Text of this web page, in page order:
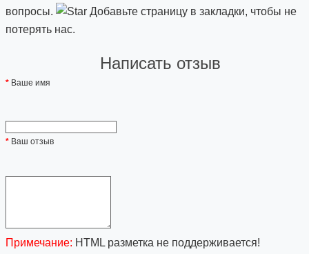
вопросы.
Добавьте страницу в закладки, чтобы не
потерять нас.
Написать отзыв
Ваше имя
Ваш отзыв
Примечание: HTML разметка не поддерживается!